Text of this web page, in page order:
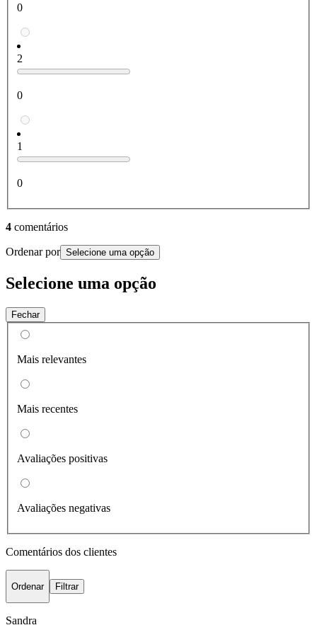
0
2
0
1
0
4 comentários
Ordenar por Selecione uma opção
Selecione uma opção
Fechar
Mais relevantes
Mais recentes
Avaliações positivas
Avaliações negativas
Comentários dos clientes
Ordenar Filtrar
Sandra